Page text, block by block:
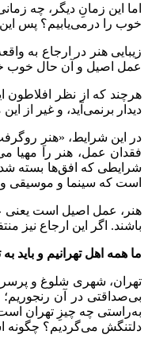
اما این زمانِ دیگر، چه
خوب را درمی‌یابیم؟ پس
زیبایی هنر در ارجاع به
عمل اصیل و آن حال خوب
هرچند که از نظر افلاطون
دیدار برنمی‌آید، و غیر از
در این شرایط، «هنرِ
فقدان عمل، هنر را مهیا
شرایطی که افق‌ها بسته شده
است که سینما و موسیقی
هنر، عمل اصیل است یعنی
باشند. اگر این ارجاع نیز
ما همه اهل تهرانیم و باید
تهران، شهری شلوغ و
بی‌صداقتی در آن
به‌راستی چه چیزِ تهران
دلتنگش می‌گردیم؟ چگونه